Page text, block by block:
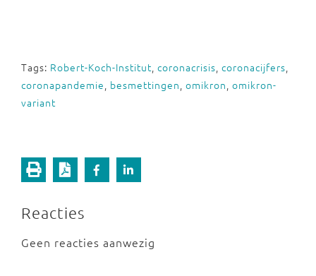
Tags: Robert-Koch-Institut, coronacrisis, coronacijfers,
coronapandemie, besmettingen, omikron, omikron-
variant
Reacties
Geen reacties aanwezig